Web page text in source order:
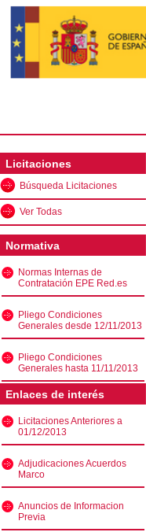
Licitaciones
Búsqueda Licitaciones
Ver Todas
Normativa
Normas Internas de
Contratación EPE Red.es
Pliego Condiciones
Generales desde 12/11/2013
Pliego Condiciones
Generales hasta 11/11/2013
Enlaces de interés
Licitaciones Anteriores a
01/12/2013
Adjudicaciones Acuerdos
Marco
Anuncios de Informacion
Previa